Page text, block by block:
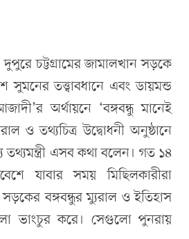
চট্টগ্রামের জামালখান সড়কে
সুমনের তত্ত্বাবধানে এবং ডায়মন্ড
অর্থায়নে ‘বঙ্গবন্ধু মানেই
ও তথ্যচিত্র উদ্বোধনী অনুষ্ঠানে
তথ্যমন্ত্রী এসব কথা বলেন। গত ১৪
যাবার সময় মিছিলকারীরা
সড়কের বঙ্গবন্ধুর ম্যুরাল ও ইতিহাস
ভাংচুর করে। সেগুলো পুনরায়